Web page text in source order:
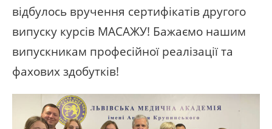
відбулось вручення сертифікатів другого
випуску курсів МАСАЖУ! Бажаємо нашим
випускникам професійної реалізації та
фахових здобутків!